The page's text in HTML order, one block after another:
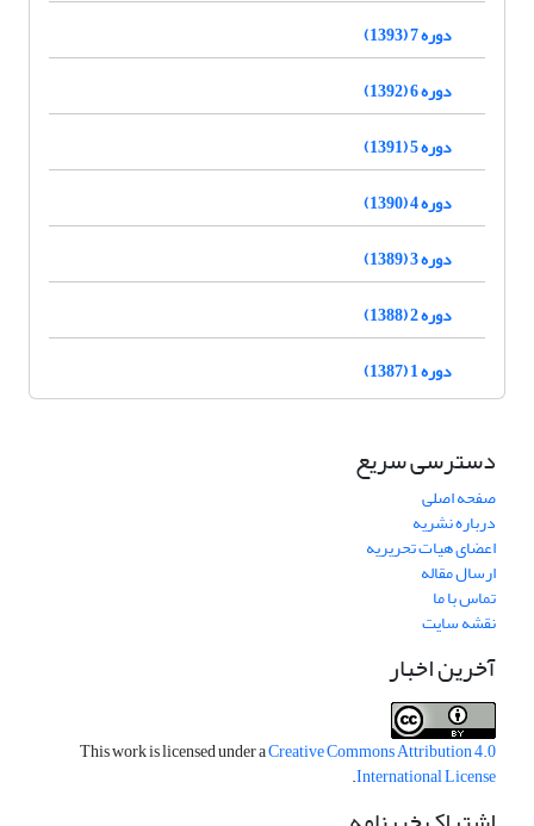
دوره 7 (1393)
دوره 6 (1392)
دوره 5 (1391)
دوره 4 (1390)
دوره 3 (1389)
دوره 2 (1388)
دوره 1 (1387)
دسترسی سریع
صفحه اصلی
درباره نشریه
اعضای هیات تحریریه
ارسال مقاله
تماس با ما
نقشه سایت
آخرین اخبار
This work is licensed under aCreative Commons Attribution 4.0
International License
.